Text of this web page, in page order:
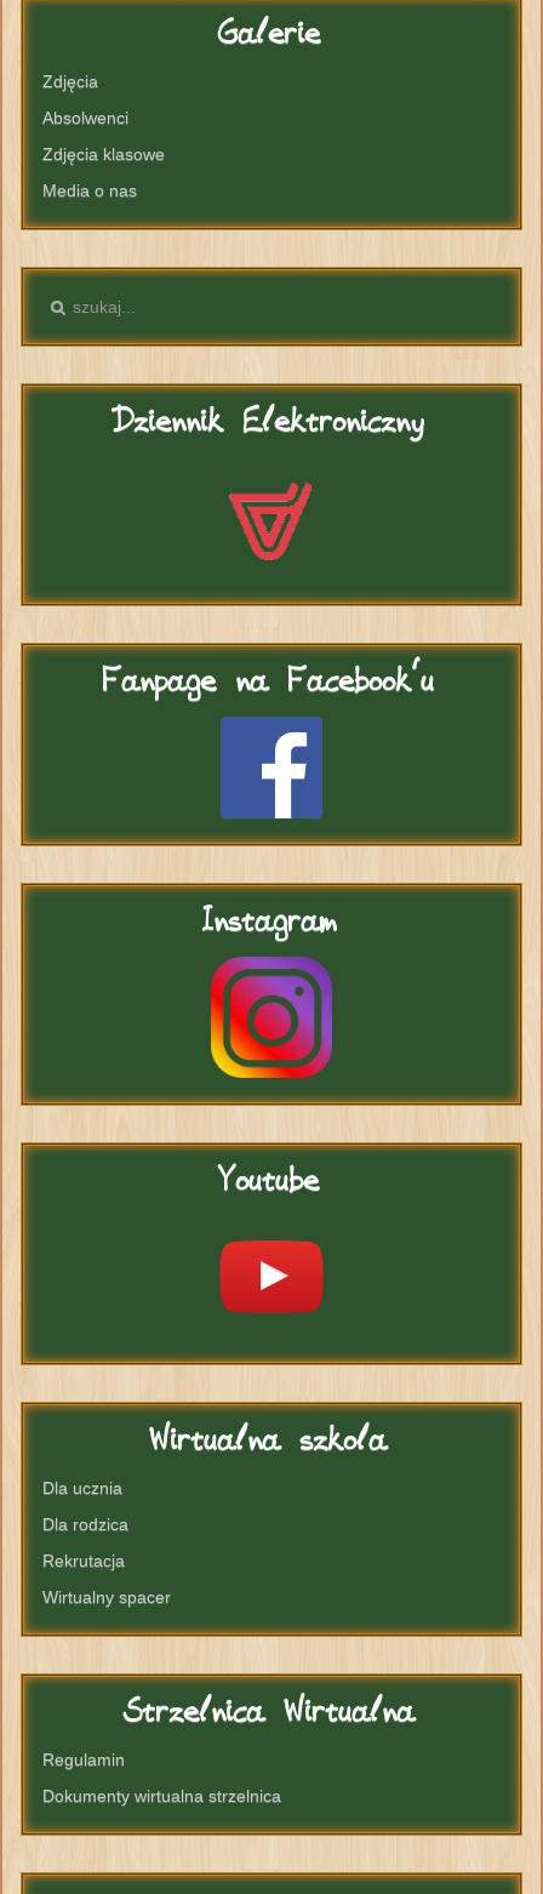
Galerie
Zdjęcia
Absolwenci
Zdjęcia klasowe
Media o nas
DziennikElektroniczny
Fanpagena Facebook'u
Instagram
Youtube
Wirtualnaszkola
Dla ucznia
Dla rodzica
Rekrutacja
Wirtualny spacer
StrzelnicaWirtualna
Regulamin
Dokumenty wirtualna strzelnica